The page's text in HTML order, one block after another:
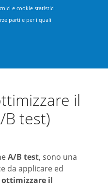
e cookie statistici
parti e per i quali
Vicenza
& sviluppo siti web
il
test)
A/B test, sono una
da applicare ed
ottimizzare il